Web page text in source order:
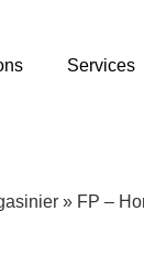
Services
» FP –